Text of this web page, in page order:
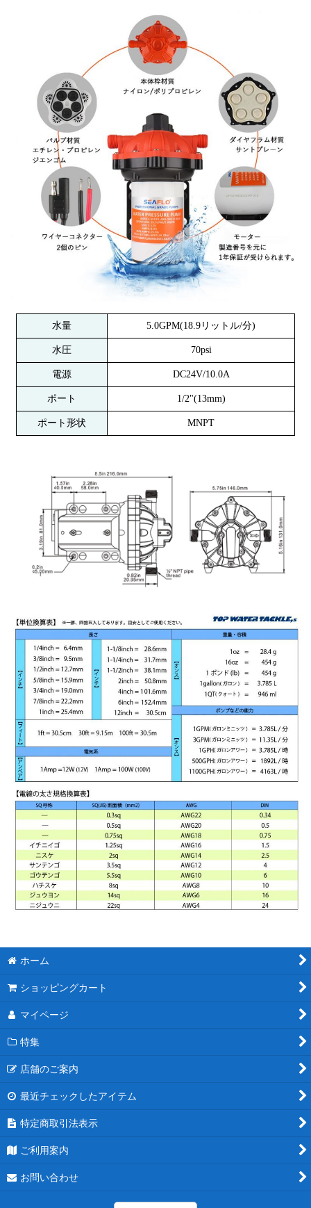
水量 5.0GPM(18.9リットル/分)
水圧 70psi
電源 DC24V/10.0A
ポート 1/2"(13mm)
ポート形状 MNPT
ホーム
ショッピングカート
マイページ
特集
店舗のご案内
最近チェックしたアイテム
特定商取引法表示
ご利用案内
お問い合わせ